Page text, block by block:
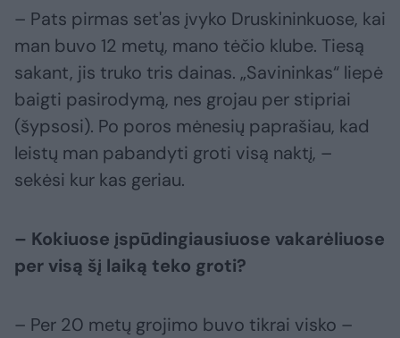
– Pats pirmas set'as įvyko Druskininkuose, kai
man buvo 12 metų, mano tėčio klube. Tiesą
sakant, jis truko tris dainas. „Savininkas“ liepė
baigti pasirodymą, nes grojau per stipriai
(šypsosi). Po poros mėnesių paprašiau, kad
leistų man pabandyti groti visą naktį, –
sekėsi kur kas geriau.
– Kokiuose įspūdingiausiuose vakarėliuose
per visą šį laiką teko groti?
– Per 20 metų grojimo buvo tikrai visko –